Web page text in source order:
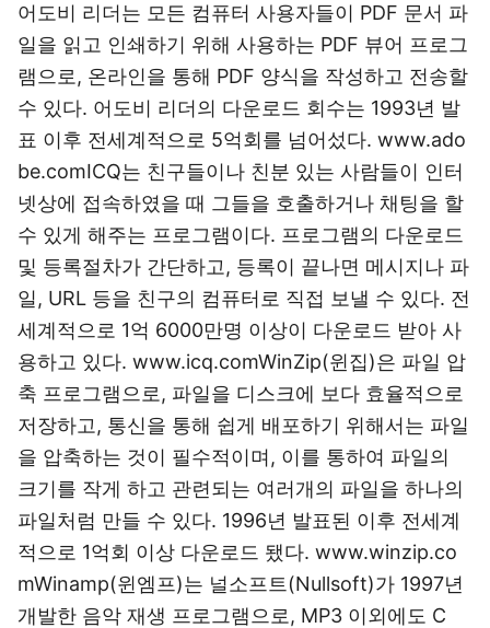
어도비 리더는 모든 컴퓨터 사용자들이 PDF 문서 파
일을 읽고 인쇄하기 위해 사용하는 PDF 뷰어 프로그
램으로, 온라인을 통해 PDF 양식을 작성하고 전송할
수 있다. 어도비 리더의 다운로드 회수는 1993년 발
표 이후 전세계적으로 5억회를 넘어섰다. www.ado
be.comICQ는 친구들이나 친분 있는 사람들이 인터
넷상에 접속하였을 때 그들을 호출하거나 채팅을 할
수 있게 해주는 프로그램이다. 프로그램의 다운로드
및 등록절차가 간단하고, 등록이 끝나면 메시지나 파
일, URL 등을 친구의 컴퓨터로 직접 보낼 수 있다. 전
세계적으로 1억 6000만명 이상이 다운로드 받아 사
용하고 있다. www.icq.comWinZip(윈집)은 파일 압
축 프로그램으로, 파일을 디스크에 보다 효율적으로
저장하고, 통신을 통해 쉽게 배포하기 위해서는 파일
을 압축하는 것이 필수적이며, 이를 통하여 파일의
크기를 작게 하고 관련되는 여러개의 파일을 하나의
파일처럼 만들 수 있다. 1996년 발표된 이후 전세계
적으로 1억회 이상 다운로드 됐다. www.winzip.co
mWinamp(윈엠프)는 널소프트(Nullsoft)가 1997년
개발한 음악 재생 프로그램으로, MP3 이외에도 C